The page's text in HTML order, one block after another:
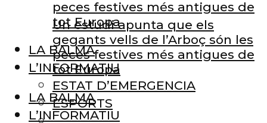
peces festives més antigues de
tot Europa
LA BALMA
L’INFORMATIU
ESTAT D’EMERGENCIA
ESPORTS
Un estudi apunta que els
gegants vells de l’Arboç són les
peces festives més antigues de
tot Europa
LA BALMA
L’INFORMATIU